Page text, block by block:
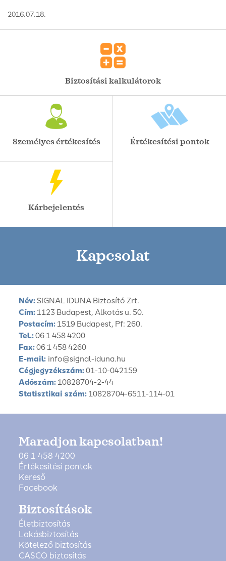
2016.07.18.
Biztosítási kalkulátorok
Személyes értékesítés Értékesítési pontok
Kárbejelentés
Kapcsolat
Név: SIGNAL IDUNA Biztosító Zrt.
Cím: 1123 Budapest, Alkotás u. 50.
Postacím: 1519 Budapest, Pf: 260.
Tel.:06 1 458 4200
Fax:06 1 458 4260
E-mail: info@signal-iduna.hu
Cégjegyzékszám:01-10-042159
Adószám: 10828704-2-44
Statisztikai szám: 10828704-6511-114-01
Maradjon kapcsolatban!
06 1 458 4200
Értékesítési pontok
Kereső
Facebook
Biztosítások
Életbiztosítás
Lakásbiztosítás
Kötelező biztosítás
CASCO biztosítás